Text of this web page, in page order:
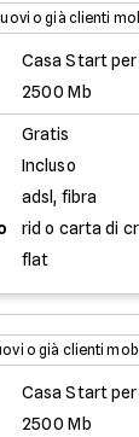
o già clienti
Casa Start
2500 Mb
Gratis
Incluso
adsl, fibra
rid o carta di
flat
o già clienti
Casa Start
2500 Mb